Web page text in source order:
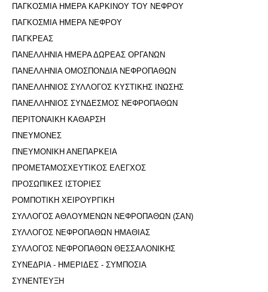
ΠΑΓΚΟΣΜΙΑ ΗΜΕΡΑ ΚΑΡΚΙΝΟΥ ΤΟΥ ΝΕΦΡΟΥ
ΠΑΓΚΟΣΜΙΑ ΗΜΕΡΑ ΝΕΦΡΟΥ
ΠΑΓΚΡΕΑΣ
ΠΑΝΕΛΛΗΝΙΑ ΗΜΕΡΑ ΔΩΡΕΑΣ ΟΡΓΑΝΩΝ
ΠΑΝΕΛΛΗΝΙΑ ΟΜΟΣΠΟΝΔΙΑ ΝΕΦΡΟΠΑΘΩΝ
ΠΑΝΕΛΛΗΝΙΟΣ ΣΥΛΛΟΓΟΣ ΚΥΣΤΙΚΗΣ ΙΝΩΣΗΣ
ΠΑΝΕΛΛΗΝΙΟΣ ΣΥΝΔΕΣΜΟΣ ΝΕΦΡΟΠΑΘΩΝ
ΠΕΡΙΤΟΝΑΙΚΗ ΚΑΘΑΡΣΗ
ΠΝΕΥΜΟΝΕΣ
ΠΝΕΥΜΟΝΙΚΗ ΑΝΕΠΑΡΚΕΙΑ
ΠΡΟΜΕΤΑΜΟΣΧΕΥΤΙΚΟΣ ΕΛΕΓΧΟΣ
ΠΡΟΣΩΠΙΚΕΣ ΙΣΤΟΡΙΕΣ
ΡΟΜΠΟΤΙΚΗ ΧΕΙΡΟΥΡΓΙΚΗ
ΣΥΛΛΟΓΟΣ ΑΘΛΟΥΜΕΝΩΝ ΝΕΦΡΟΠΑΘΩΝ (ΣΑΝ)
ΣΥΛΛΟΓΟΣ ΝΕΦΡΟΠΑΘΩΝ ΗΜΑΘΙΑΣ
ΣΥΛΛΟΓΟΣ ΝΕΦΡΟΠΑΘΩΝ ΘΕΣΣΑΛΟΝΙΚΗΣ
ΣΥΝΕΔΡΙΑ - ΗΜΕΡΙΔΕΣ - ΣΥΜΠΟΣΙΑ
ΣΥΝΕΝΤΕΥΞΗ